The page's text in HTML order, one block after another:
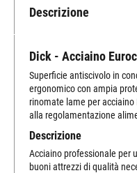
Descrizione
Dick - Acciaino
Superficie antiscivolo in
ergonomico con ampia
rinomate lame per acciaino
alla regolamentazione
Descrizione
Acciaino professionale per
buoni attrezzi di qualità